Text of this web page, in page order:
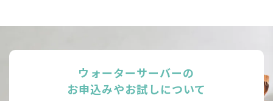
ウォーターサーバーの
お申込みやお試しについて